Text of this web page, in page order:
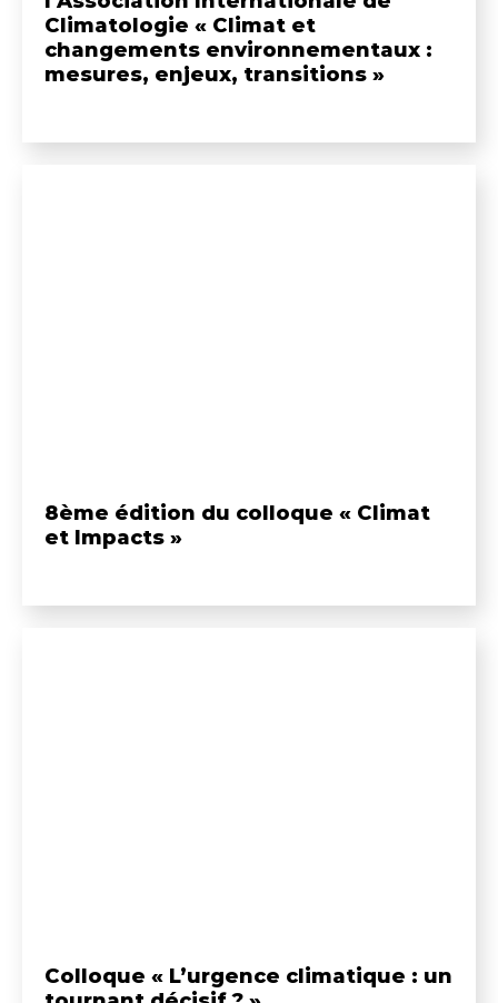
Climatologie « Climat et
changements environnementaux :
mesures, enjeux, transitions »
8ème édition du colloque « Climat
et Impacts »
Colloque « L’urgence climatique : un